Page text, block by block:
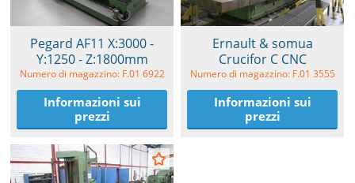
Pegard AF11 X:3000 -
Y:1250 - Z:1800mm
Numero di magazzino: F.01 6922
Informazioni sui
prezzi
Ernault & somua
Crucifor C CNC
Numero di magazzino: F.01 3555
Informazioni sui
prezzi